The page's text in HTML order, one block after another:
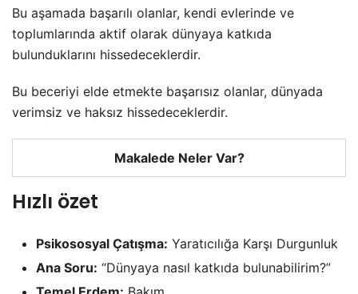
Bu aşamada başarılı olanlar, kendi evlerinde ve
toplumlarında aktif olarak dünyaya katkıda
bulunduklarını hissedeceklerdir.
Bu beceriyi elde etmekte başarısız olanlar, dünyada
verimsiz ve haksız hissedeceklerdir.
Makalede Neler Var?
Hızlı özet
Psikososyal Çatışma: Yaratıcılığa Karşı Durgunluk
Ana Soru: “Dünyaya nasıl katkıda bulunabilirim?”